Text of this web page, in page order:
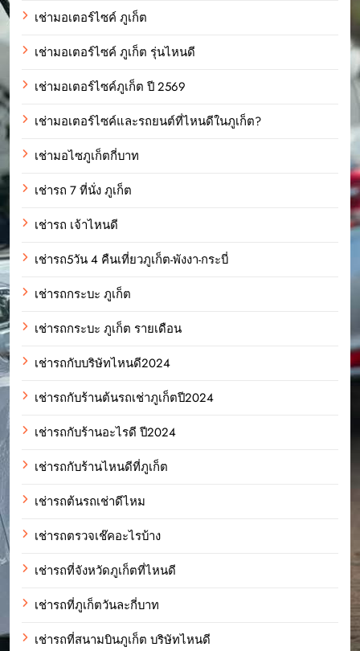
เช่ามอเตอร์ไซค์ ภูเก็ต
เช่ามอเตอร์ไซค์ ภูเก็ต รุ่นไหนดี
เช่ามอเตอร์ไซค์ภูเก็ต ปี 2569
เช่ามอเตอร์ไซค์และรถยนต์ที่ไหนดีในภูเก็ต?
เช่ามอไซภูเก็ตกี่บาท
เช่ารถ 7 ที่นั่ง ภูเก็ต
เช่ารถ เจ้าไหนดี
เช่ารถ5วัน 4 คืนเที่ยวภูเก็ต-พังงา-กระบี่
เช่ารถกระบะ ภูเก็ต
เช่ารถกระบะ ภูเก็ต รายเดือน
เช่ารถกับบริษัทไหนดี2024
เช่ารถกับร้านต้นรถเช่าภูเก็ตปี2024
เช่ารถกับร้านอะไรดี ปี2024
เช่ารถกับร้านไหนดีที่ภูเก็ต
เช่ารถต้นรถเช่าดีไหม
เช่ารถตรวจเช๊คอะไรบ้าง
เช่ารถที่จังหวัดภูเก็ตที่ไหนดี
เช่ารถที่ภูเก็ตวันละกี่บาท
เช่ารถที่สนามบินภูเก็ต บริษัทไหนดี